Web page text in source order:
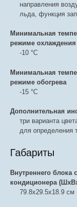
направления
льда, функция
Минимальная
режиме охлаждения
-10 °С
Минимальная
режиме обогрева
-15 °С
Дополнительная
три варианта
для определения
Габариты
Внутреннего
кондиционера
79.8x29.5x18.9 см